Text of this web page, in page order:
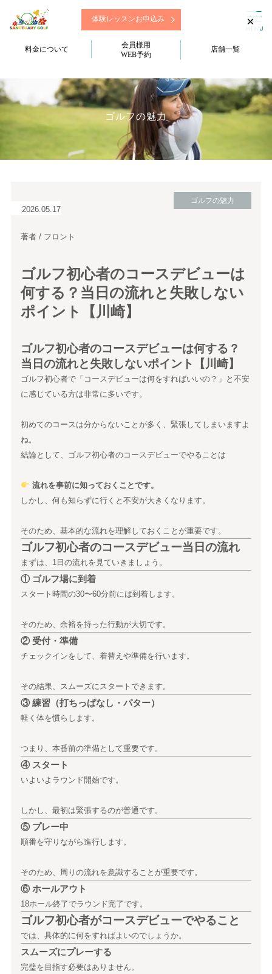
体験レッスンお申込み
料金について
会員様用
WEB予約
店舗一覧
ゴルフの魅力
2026.05.17
ゴルフの魅力
著者 / フロント
ゴルフ初心者のコースデビューは
何する？当日の流れと失敗しない
ポイント【川崎】
ゴルフ初心者のコースデビューは何する？
当日の流れと失敗しないポイント【川崎】
ゴルフ初心者で「コースデビューは何をすればいいの？」と不安
に感じている方は非常に多いです。
初めてのコースは分からないことが多く、緊張してしまいますよ
ね。
結論として、ゴルフ初心者のコースデビューでやることは
流れを事前に知っておくことです。
しかし、何も知らずに行くと不安が大きくなります。
そのため、基本的な流れを理解しておくことが重要です。
ゴルフ初心者のコースデビュー当日の流れ
まずは、1日の流れを見ていきましょう。
① ゴルフ場に到着
スタート時間の30〜60分前には到着します。
そのため、余裕を持った行動が大切です。
② 受付・準備
チェックインをして、着替えや準備を行います。
その結果、スムーズにスタートできます。
③ 練習（打ちっぱなし・パター）
軽く体を慣らします。
つまり、本番前の準備として重要です。
④ スタート
いよいよラウンド開始です。
しかし、最初は緊張するのが普通です。
⑤ プレー中
順番を守りながら進行します。
そのため、周りの流れを意識することが重要です。
⑥ ホールアウト
18ホール終了でラウンド完了です。
ゴルフ初心者がコースデビューでやること
では、具体的に何をすればよいのでしょうか。
スムーズにプレーする
完璧を目指す必要はありません。
×